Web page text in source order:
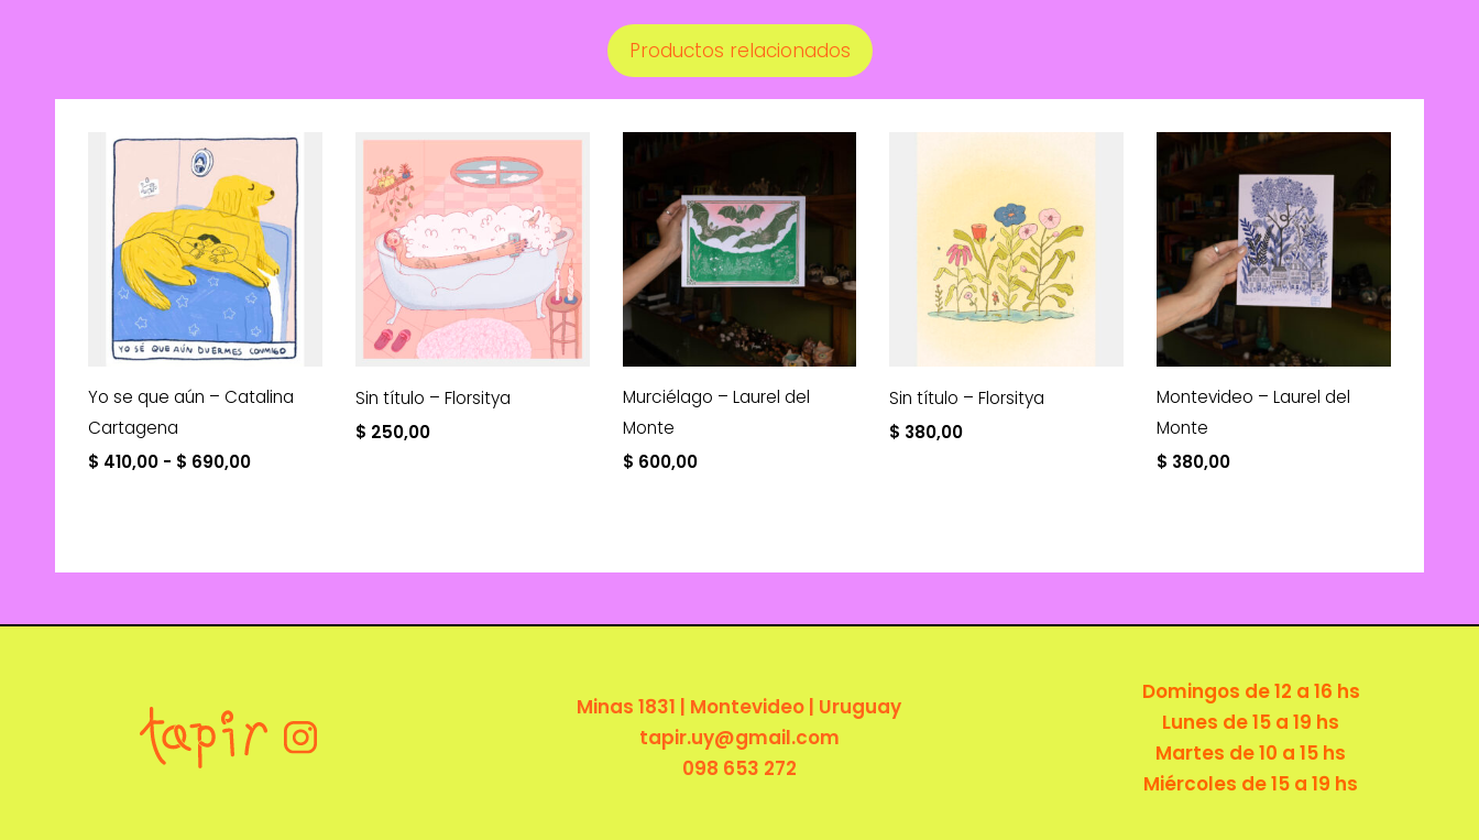
Productos relacionados
Yo se que aún – Catalina
Cartagena
$ 410,00 - $ 690,00Rango
Sin título – Florsitya
$ 250,00
Murciélago – Laurel del
Monte
$ 600,00
Sin título – Florsitya
$ 380,00
Montevideo – Laurel del
Monte
$ 380,00
Minas 1831 | Montevideo | Uruguay
tapir.uy@gmail.com
098 653 272
Domingos de 12 a 16 hs
Lunes de 15 a 19 hs
Martes de 10 a 15 hs
Miércoles de 15 a 19 hs